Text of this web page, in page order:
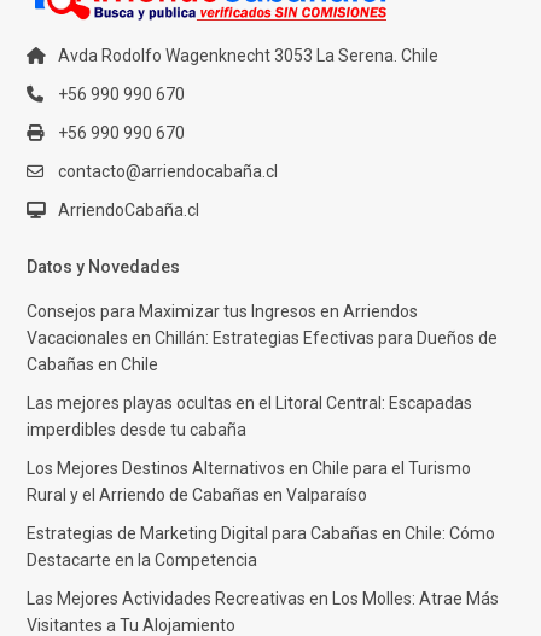
Avda Rodolfo Wagenknecht 3053 La Serena. Chile
+56 990 990 670
+56 990 990 670
contacto@arriendocabaña.cl
ArriendoCabaña.cl
Datos y Novedades
Consejos para Maximizar tus Ingresos en Arriendos
Vacacionales en Chillán: Estrategias Efectivas para Dueños de
Cabañas en Chile
Las mejores playas ocultas en el Litoral Central: Escapadas
imperdibles desde tu cabaña
Los Mejores Destinos Alternativos en Chile para el Turismo
Rural y el Arriendo de Cabañas en Valparaíso
Estrategias de Marketing Digital para Cabañas en Chile: Cómo
Destacarte en la Competencia
Las Mejores Actividades Recreativas en Los Molles: Atrae Más
Visitantes a Tu Alojamiento